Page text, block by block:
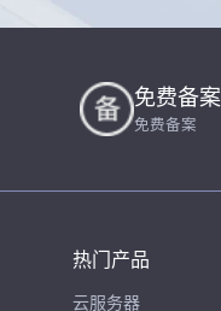
免费备案
免费备案
热门产品
云服务器